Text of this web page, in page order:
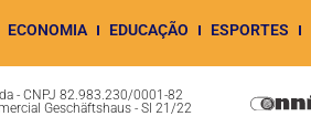
ECONOMIA EDUCAÇÃO ESPORTES
- CNPJ 82.983.230/0001-82
Geschäftshaus - Sl 21/22